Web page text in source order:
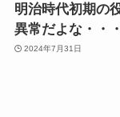
明治時代初期の
異常だよな・・
2024年7月31日